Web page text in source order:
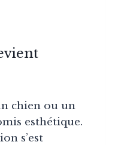
chien ou un
esthétique.
s’est